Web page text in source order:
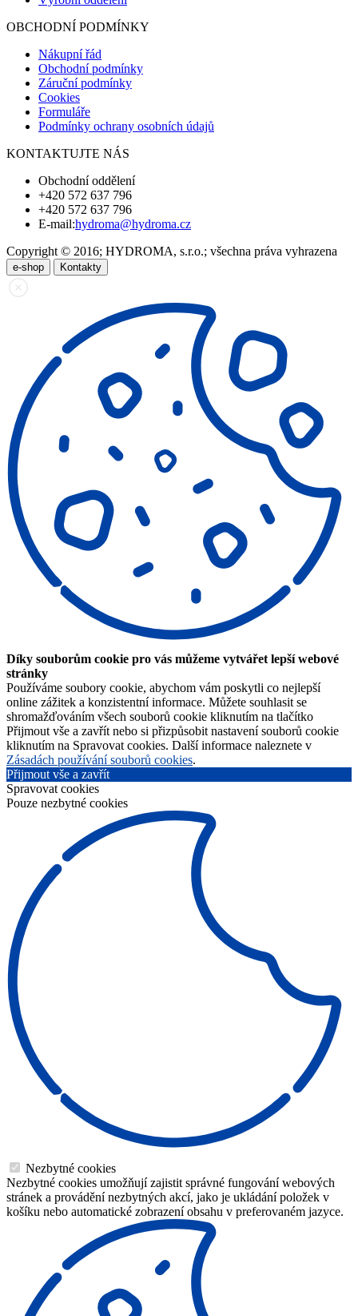
OBCHODNÍ PODMÍNKY
Nákupní řád
Obchodní podmínky
Záruční podmínky
Cookies
Formuláře
Podmínky ochrany osobních údajů
KONTAKTUJTE NÁS
Obchodní oddělení
+420 572 637 796
+420 572 637 796
E-mail:hydroma@hydroma.cz
Copyright © 2016; HYDROMA, s.r.o.; všechna práva vyhrazena
e-shop Kontakty
Díky souborům cookie pro vás můžeme vytvářet lepší webové
stránky
Používáme soubory cookie, abychom vám poskytli co nejlepší
online zážitek a konzistentní informace. Můžete souhlasit se
shromažďováním všech souborů cookie kliknutím na tlačítko
Přijmout vše a zavřít nebo si přizpůsobit nastavení souborů cookie
kliknutím na Spravovat cookies. Další informace naleznete v
Zásadách používání souborů cookies.
Přijmout vše a zavřít
Spravovat cookies
Pouze nezbytné cookies
Nezbytné cookies
Nezbytné cookies umožňují zajistit správné fungování webových
stránek a provádění nezbytných akcí, jako je ukládání položek v
košíku nebo automatické zobrazení obsahu v preferovaném jazyce.